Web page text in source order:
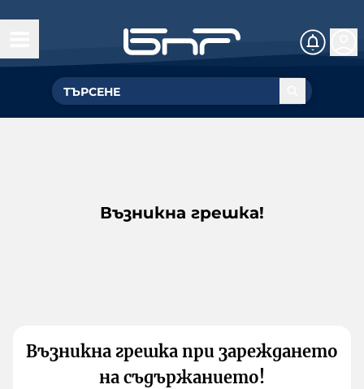
Възникна грешка!
Възникна грешка при зареждането
на съдържанието!